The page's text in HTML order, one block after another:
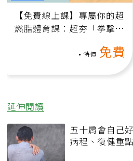
【免費線上課】專屬你的超
燃脂體育課：超夯「拳擊有
特價 免費
延伸閱讀
五十肩會自己
病程、復健重